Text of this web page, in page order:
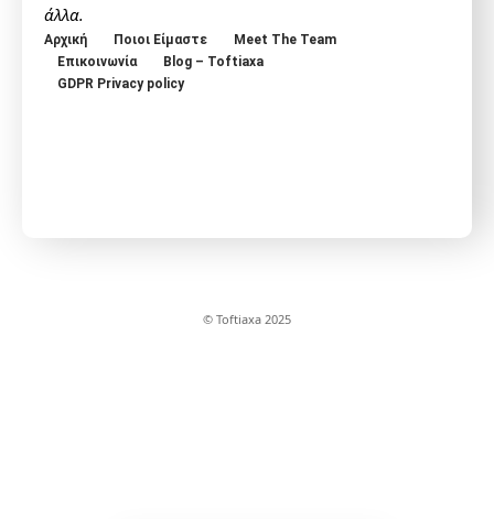
άλλα.
Αρχική Ποιοι Είμαστε
Meet The Team
Επικοινωνία
Blog – Toftiaxa
GDPR Privacy policy
© Toftiaxa 2025